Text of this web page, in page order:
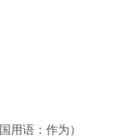
用语：作为）